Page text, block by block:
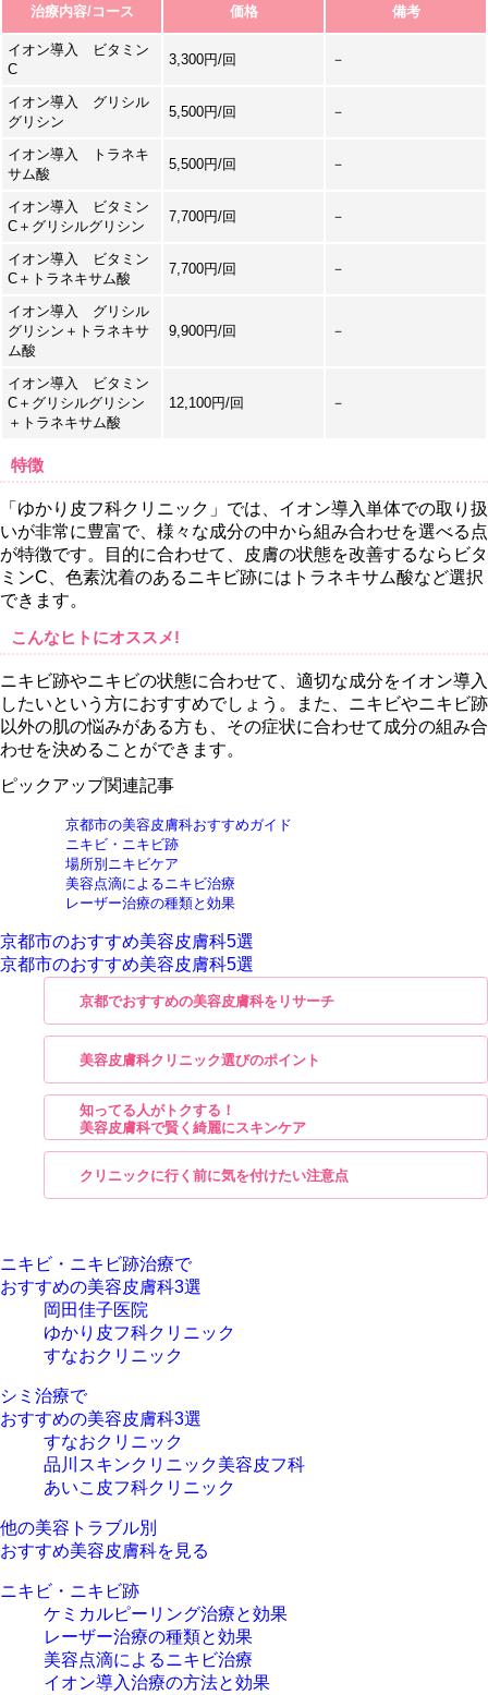
治療内容/コース 価格 備考
イオン導入 ビタミン
C
3,300円/回 －
イオン導入 グリシル
グリシン
5,500円/回 －
イオン導入 トラネキ
サム酸
5,500円/回 －
イオン導入 ビタミン
C＋グリシルグリシン
7,700円/回 －
イオン導入 ビタミン
C＋トラネキサム酸
7,700円/回 －
イオン導入 グリシル
グリシン＋トラネキサ
ム酸
9,900円/回 －
イオン導入 ビタミン
C＋グリシルグリシン
＋トラネキサム酸
12,100円/回 －
特徴
「ゆかり皮フ科クリニック」では、イオン導入単体での取り扱
いが非常に豊富で、様々な成分の中から組み合わせを選べる点
が特徴です。目的に合わせて、皮膚の状態を改善するならビタ
ミンC、色素沈着のあるニキビ跡にはトラネキサム酸など選択
できます。
こんなヒトにオススメ!
ニキビ跡やニキビの状態に合わせて、適切な成分をイオン導入
したいという方におすすめでしょう。また、ニキビやニキビ跡
以外の肌の悩みがある方も、その症状に合わせて成分の組み合
わせを決めることができます。
ピックアップ関連記事
京都市の美容皮膚科おすすめガイド
ニキビ・ニキビ跡
場所別ニキビケア
美容点滴によるニキビ治療
レーザー治療の種類と効果
京都市のおすすめ美容皮膚科5選
京都市のおすすめ美容皮膚科5選
京都でおすすめの美容皮膚科をリサーチ
美容皮膚科クリニック選びのポイント
知ってる人がトクする！
美容皮膚科で賢く綺麗にスキンケア
クリニックに行く前に気を付けたい注意点
ニキビ・ニキビ跡治療で
おすすめの美容皮膚科3選
岡田佳子医院
ゆかり皮フ科クリニック
すなおクリニック
シミ治療で
おすすめの美容皮膚科3選
すなおクリニック
品川スキンクリニック美容皮フ科
あいこ皮フ科クリニック
他の美容トラブル別
おすすめ美容皮膚科を見る
ニキビ・ニキビ跡
ケミカルピーリング治療と効果
レーザー治療の種類と効果
美容点滴によるニキビ治療
イオン導入治療の方法と効果